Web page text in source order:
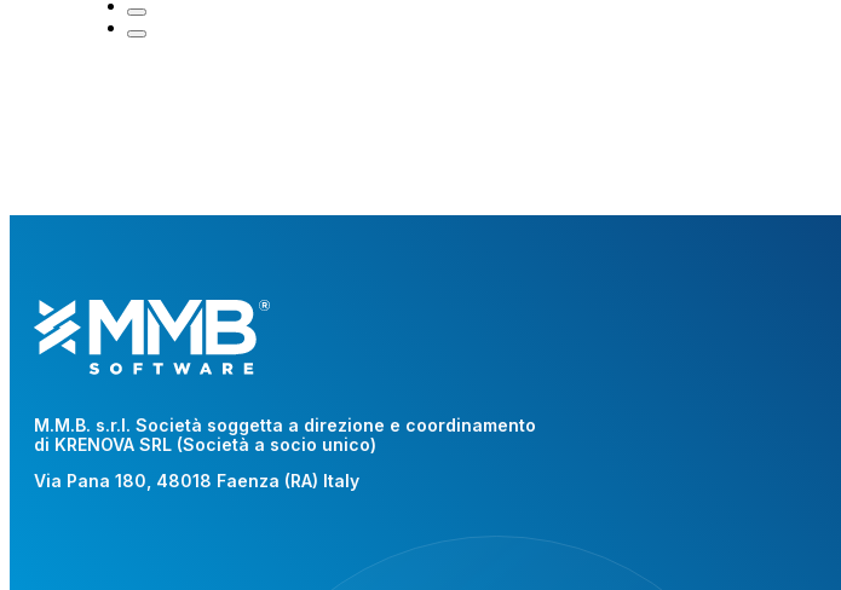
M.M.B. s.r.l. Società soggetta a direzione e coordinamento
di KRENOVA SRL (Società a socio unico)
Via Pana 180, 48018 Faenza (RA) Italy